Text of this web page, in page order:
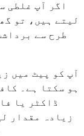
اگر آپ غلطی
لیتے ہیں، تو
طرح سے
آپ کو پیٹ میں
ہو سکتا ہے۔
ڈاکٹر یا
زیادہ مقدار